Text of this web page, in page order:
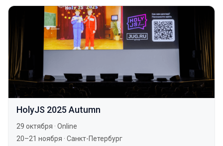
HolyJS 2025 Autumn
29 октября · Online
20–21 ноября · Санкт-Петербург